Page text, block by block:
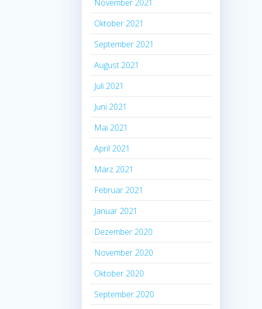
November 2021
Oktober 2021
September 2021
August 2021
Juli 2021
Juni 2021
Mai 2021
April 2021
März 2021
Februar 2021
Januar 2021
Dezember 2020
November 2020
Oktober 2020
September 2020